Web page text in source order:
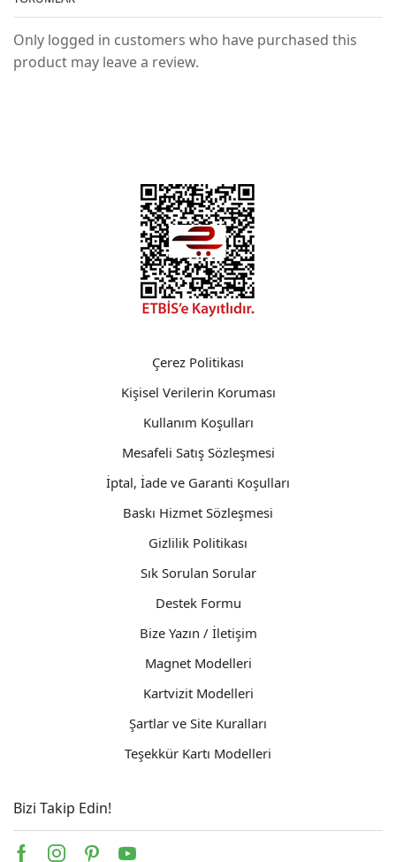
Only logged in customers who have purchased this
product may leave a review.
Çerez Politikası
Kişisel Verilerin Koruması
Kullanım Koşulları
Mesafeli Satış Sözleşmesi
İptal, İade ve Garanti Koşulları
Baskı Hizmet Sözleşmesi
Gizlilik Politikası
Sık Sorulan Sorular
Destek Formu
Bize Yazın / İletişim
Magnet Modelleri
Kartvizit Modelleri
Şartlar ve Site Kuralları
Teşekkür Kartı Modelleri
Bizi Takip Edin!